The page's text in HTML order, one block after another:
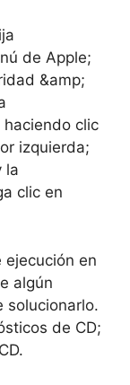
de Apple;
&amp;
clic
izquierda;
la
clic en
ejecución en
algún
solucionarlo.
de CD;